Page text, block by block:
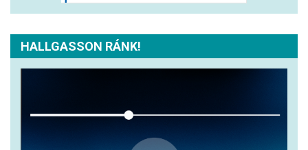
HALLGASSON RÁNK!